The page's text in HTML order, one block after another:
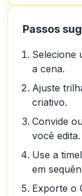
Passos
Selecione
a cena.
Ajuste
criativo.
Convide
você edita.
Use a
em
Exporte o